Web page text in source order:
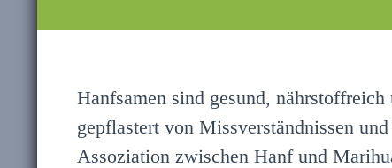
Hanfsamen sind gesund,
gepflastert von Missverständnissen
Assoziation zwischen Hanf und